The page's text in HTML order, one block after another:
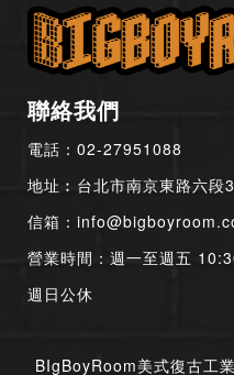
聯絡我們
電話： 02-27951088
地址︰台北市南京東路六段
信箱：
營業時間：週一至週五
週日公休
BIgBoyRoom美式復古工